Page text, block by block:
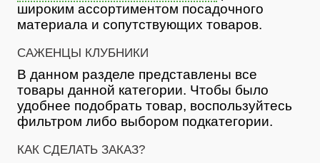
широким ассортиментом посадочного
материала и сопутствующих товаров.
САЖЕНЦЫ КЛУБНИКИ
В данном разделе представлены все
товары данной категории. Чтобы было
удобнее подобрать товар, воспользуйтесь
фильтром либо выбором подкатегории.
КАК СДЕЛАТЬ ЗАКАЗ?